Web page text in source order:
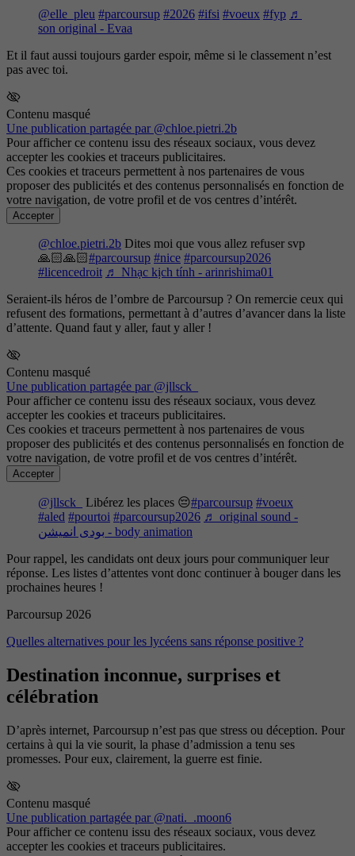
@elle_pleu #parcoursup #2026 #ifsi #voeux #fyp ♬
son original - Evaa
Et il faut aussi toujours garder espoir, même si le classement n’est
pas avec toi.
Contenu masqué
Une publication partagée par @chloe.pietri.2b
Pour afficher ce contenu issu des réseaux sociaux, vous devez
accepter les cookies et traceurs publicitaires.
Ces cookies et traceurs permettent à nos partenaires de vous
proposer des publicités et des contenus personnalisés en fonction de
votre navigation, de votre profil et de vos centres d’intérêt.
Accepter
@chloe.pietri.2b Dites moi que vous allez refuser svp
🙏🏻🙏🏻#parcoursup #nice #parcoursup2026
#licencedroit ♬ Nhạc kịch tính - arinrishima01
Seraient-ils héros de l’ombre de Parcoursup ? On remercie ceux qui
refusent des formations, permettant à d’autres d’avancer dans la liste
d’attente. Quand faut y aller, faut y aller !
Contenu masqué
Une publication partagée par @jllsck_
Pour afficher ce contenu issu des réseaux sociaux, vous devez
accepter les cookies et traceurs publicitaires.
Ces cookies et traceurs permettent à nos partenaires de vous
proposer des publicités et des contenus personnalisés en fonction de
votre navigation, de votre profil et de vos centres d’intérêt.
Accepter
@jllsck_ Libérez les places 😔#parcoursup #voeux
#aled #pourtoi #parcoursup2026 ♬ original sound -
بودى انميشن - body animation
Pour rappel, les candidats ont deux jours pour communiquer leur
réponse. Les listes d’attentes vont donc continuer à bouger dans les
prochaines heures !
Parcoursup 2026
Quelles alternatives pour les lycéens sans réponse positive ?
Destination inconnue, surprises et
célébration
D’après internet, Parcoursup n’est pas que stress ou déception. Pour
certains à qui la vie sourit, la phase d’admission a tenu ses
promesses. Pour eux, clairement, la guerre est finie.
Contenu masqué
Une publication partagée par @nati._.moon6
Pour afficher ce contenu issu des réseaux sociaux, vous devez
accepter les cookies et traceurs publicitaires.